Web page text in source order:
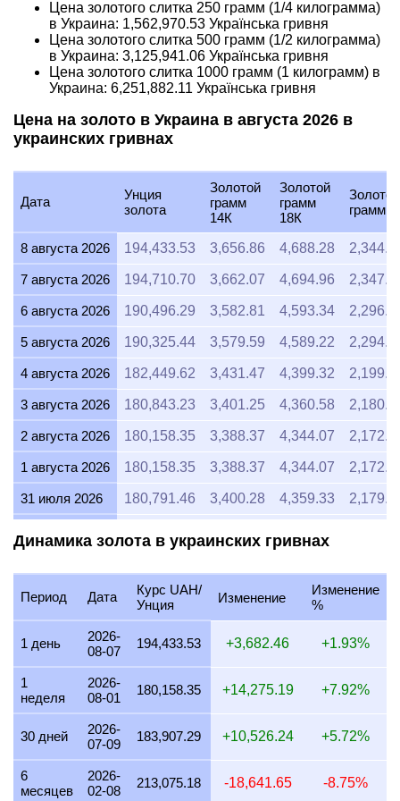
Цена золотого слитка 250 грамм (1/4 килограмма)
в Украина: 1,562,970.53 Українська гривня
Цена золотого слитка 500 грамм (1/2 килограмма)
в Украина: 3,125,941.06 Українська гривня
Цена золотого слитка 1000 грамм (1 килограмм) в
Украина: 6,251,882.11 Українська гривня
Цена на золото в Украина в августа 2026 в
украинских гривнах
Дата
Унция
золота
Золотой
грамм
14К
Золотой
грамм
18К
Золотой
грамм
8 августа 2026 194,433.53 3,656.86 4,688.28
7 августа 2026 194,710.70 3,662.07 4,694.96
6 августа 2026 190,496.29 3,582.81 4,593.34
5 августа 2026 190,325.44 3,579.59 4,589.22
4 августа 2026 182,449.62 3,431.47 4,399.32
3 августа 2026 180,843.23 3,401.25 4,360.58
2 августа 2026 180,158.35 3,388.37 4,344.07
1 августа 2026 180,158.35 3,388.37 4,344.07
31 июля 2026 180,791.46 3,400.28 4,359.33
28 июля 2026 181,315.06 3,410.13 4,371.96
27 июля 2026 183,332.62 3,448.07 4,420.61
26 июля 2026 181,494.79 3,413.51
25 июля 2026 181,494.79 3,413.51 4,376.29
24 июля 2026 182,124.53 3,425.35
23 июля 2026
22 июля 2026 185,790.25 3,494.30 4,479.87
Динамика золота в украинских гривнах
Период Дата
Курс UAH/
Унция
Изменение
Изменение
%
1 день
2026-
08-07
194,433.53 +3,682.46 +1.93%
1
неделя
2026-
08-01
180,158.35 +14,275.19 +7.92%
30 дней
2026-
07-09
183,907.29 +10,526.24 +5.72%
6
месяцев
2026-
02-08
213,075.18 -18,641.65 -8.75%